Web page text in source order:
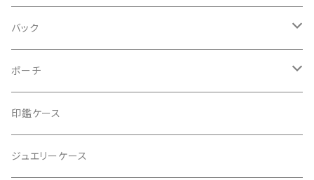
バック
2Wayクラッチバッグ＆ハンドバッグ
ハンドバッグ・ショルダーバッグ
スマホショルダー、サコッシュ
ポーチ
コロンとした大容量コスメポーチ
ミニポーチ
印鑑ケース
ジュエリーケース